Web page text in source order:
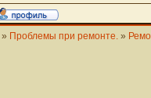
» Проблемы при ремонте. »